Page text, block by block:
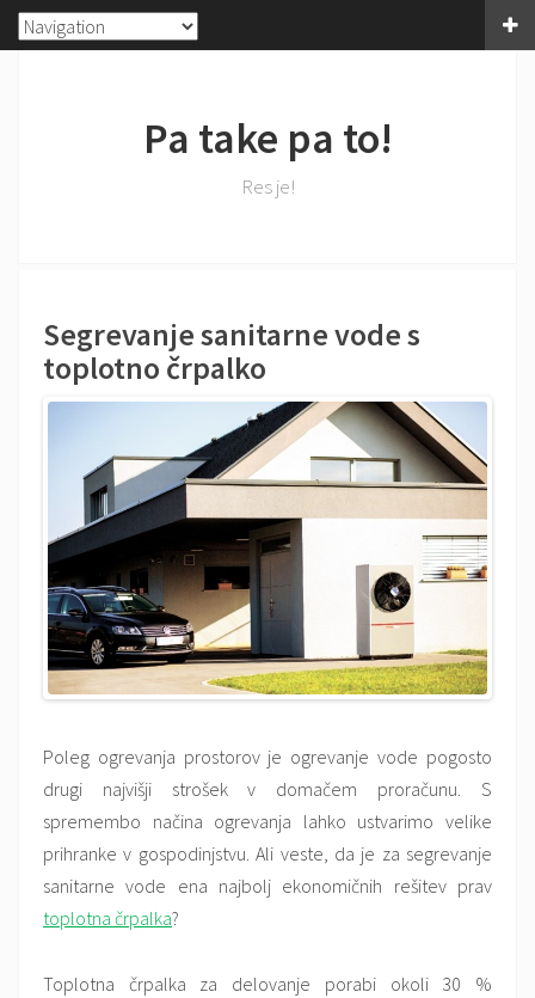
Pa take pa to!
Res je!
Segrevanje sanitarne vode s
toplotno črpalko
Poleg ogrevanja prostorov je ogrevanje vode pogosto
drugi najvišji strošek v domačem proračunu. S
spremembo načina ogrevanja lahko ustvarimo velike
prihranke v gospodinjstvu. Ali veste, da je za segrevanje
sanitarne vode ena najbolj ekonomičnih rešitev prav
toplotna črpalka?
Toplotna črpalka za delovanje porabi okoli 30 %